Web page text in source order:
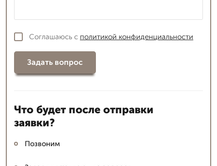
Соглашаюсь с политикой конфиденциальности
Задать вопрос
Что будет после отправки
заявки?
Позвоним